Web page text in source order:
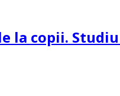
copii. Studiu